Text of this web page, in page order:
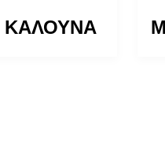
ΚΑΛΟΥΝΑ